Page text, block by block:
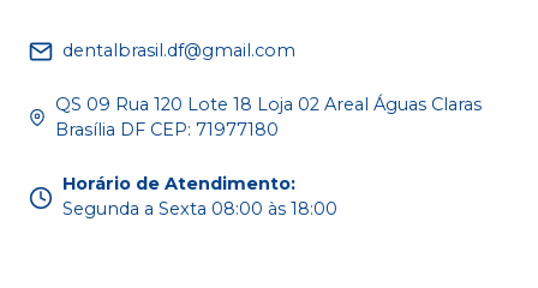
dentalbrasil.df@gmail.com
QS 09 Rua 120 Lote 18 Loja 02 Areal Águas Claras
Brasília DF CEP: 71977180
Horário de Atendimento:
Segunda a Sexta 08:00 às 18:00